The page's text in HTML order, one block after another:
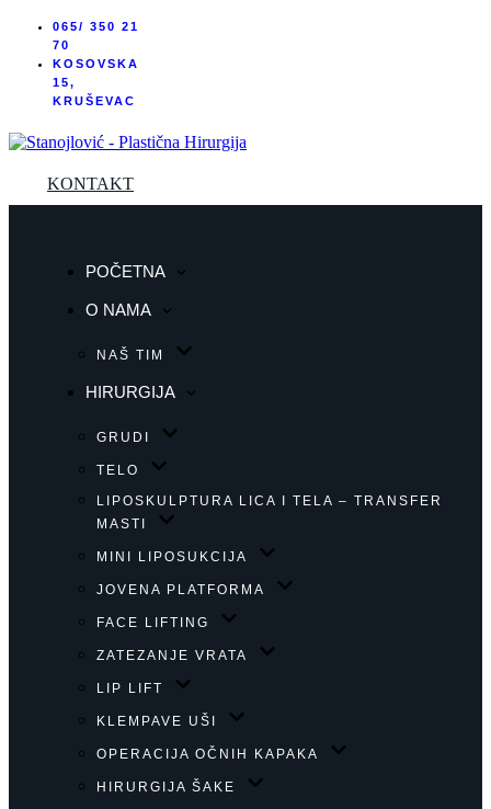
065/ 350 21
70
KOSOVSKA
15,
KRUŠEVAC
KONTAKT
POČETNA
O NAMA
NAŠ TIM
HIRURGIJA
GRUDI
TELO
LIPOSKULPTURA LICA I TELA – TRANSFER
MASTI
MINI LIPOSUKCIJA
JOVENA PLATFORMA
FACE LIFTING
ZATEZANJE VRATA
LIP LIFT
KLEMPAVE UŠI
OPERACIJA OČNIH KAPAKA
HIRURGIJA ŠAKE